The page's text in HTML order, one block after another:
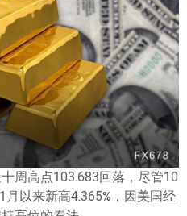
周高点103.683回落，尽管10
以来新高4.365%，因美国经